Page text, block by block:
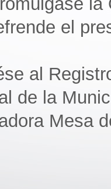
el
al
de la
Mesa